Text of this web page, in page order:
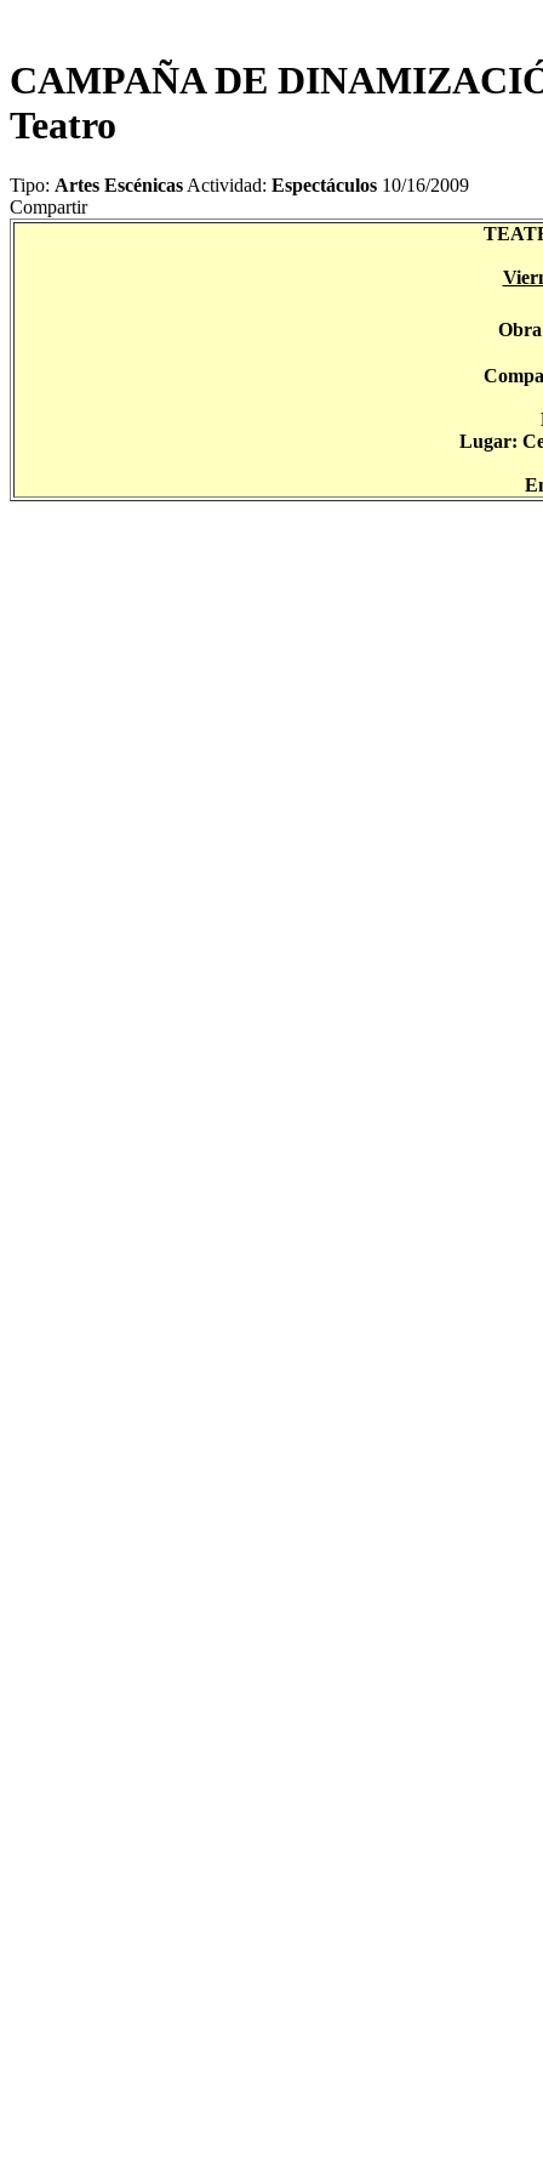
CAMPAÑA DE
Teatro
Tipo: Artes Escénicas Actividad: Espectáculos 10/16/2009
Compartir
Lugar: